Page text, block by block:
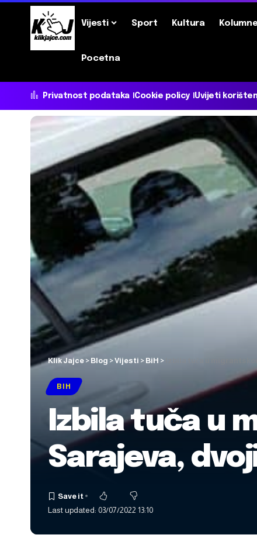
Vijesti Sport Kultura
Pocetna
Privatnost podataka Cookie policy Uvijeti
Klik Jajce > Blog >Vijesti > BiH > Izbila tuča u
BIH
Izbila tuča u
Sarajeva,
Last updated: 03/07/2022 13:10